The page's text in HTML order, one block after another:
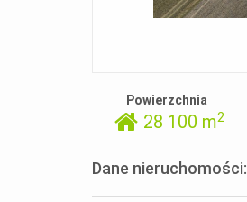
Powierzchnia
28 100 m2
Dane nieruchomości: